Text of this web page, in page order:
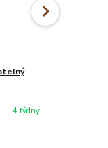
4 týdny